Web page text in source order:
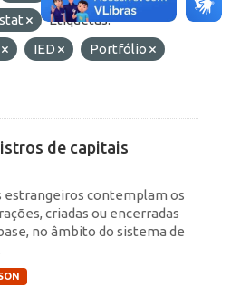
Etiquetas:
IED Portfólio
de capitais
estrangeiros contemplam os
criadas ou encerradas
no âmbito do sistema de